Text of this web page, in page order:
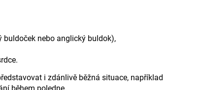
nebo anglický buldok),
i zdánlivě běžná situace, například